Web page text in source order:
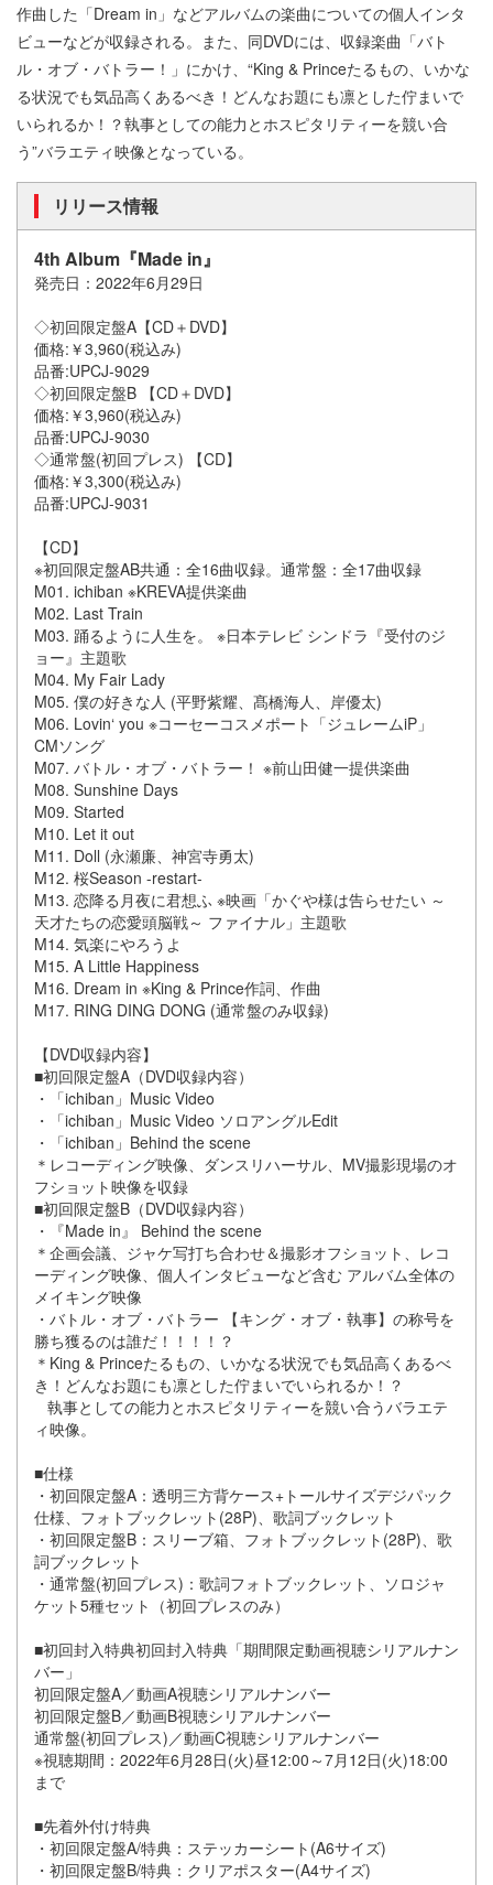
作曲した「Dream in」などアルバムの楽曲についての個人インタ
ビューなどが収録される。また、同DVDには、収録楽曲「バト
ル・オブ・バトラー！」にかけ、“King & Princeたるもの、いかな
る状況でも気品高くあるべき！どんなお題にも凛とした佇まいで
いられるか！？執事としての能力とホスピタリティーを競い合
う”バラエティ映像となっている。
リリース情報
4th Album『Made in』
発売日：2022年6月29日
◇初回限定盤A【CD＋DVD】
価格:￥3,960(税込み)
品番:UPCJ-9029
◇初回限定盤B 【CD＋DVD】
価格:￥3,960(税込み)
品番:UPCJ-9030
◇通常盤(初回プレス) 【CD】
価格:￥3,300(税込み)
品番:UPCJ-9031
【CD】
※初回限定盤AB共通：全16曲収録。通常盤：全17曲収録
M01. ichiban ※KREVA提供楽曲
M02. Last Train
M03. 踊るように人生を。 ※日本テレビ シンドラ『受付のジ
ョー』主題歌
M04. My Fair Lady
M05. 僕の好きな人 (平野紫耀、髙橋海人、岸優太)
M06. Lovin‘ you ※コーセーコスメポート「ジュレームiP」
CMソング
M07. バトル・オブ・バトラー！ ※前山田健一提供楽曲
M08. Sunshine Days
M09. Started
M10. Let it out
M11. Doll (永瀬廉、神宮寺勇太)
M12. 桜Season -restart-
M13. 恋降る月夜に君想ふ ※映画「かぐや様は告らせたい ～
天才たちの恋愛頭脳戦～ ファイナル」主題歌
M14. 気楽にやろうよ
M15. A Little Happiness
M16. Dream in ※King & Prince作詞、作曲
M17. RING DING DONG (通常盤のみ収録)
【DVD収録内容】
■初回限定盤A（DVD収録内容）
・「ichiban」Music Video
・「ichiban」Music Video ソロアングルEdit
・「ichiban」Behind the scene
＊レコーディング映像、ダンスリハーサル、MV撮影現場のオ
フショット映像を収録
■初回限定盤B（DVD収録内容）
・『Made in』 Behind the scene
＊企画会議、ジャケ写打ち合わせ＆撮影オフショット、レコ
ーディング映像、個人インタビューなど含む アルバム全体の
メイキング映像
・バトル・オブ・バトラー 【キング・オブ・執事】の称号を
勝ち獲るのは誰だ！！！！？
＊King & Princeたるもの、いかなる状況でも気品高くあるべ
き！どんなお題にも凛とした佇まいでいられるか！？
執事としての能力とホスピタリティーを競い合うバラエテ
ィ映像。
■仕様
・初回限定盤A：透明三方背ケース+トールサイズデジパック
仕様、フォトブックレット(28P)、歌詞ブックレット
・初回限定盤B：スリーブ箱、フォトブックレット(28P)、歌
詞ブックレット
・通常盤(初回プレス)：歌詞フォトブックレット、ソロジャ
ケット5種セット（初回プレスのみ）
■初回封入特典初回封入特典「期間限定動画視聴シリアルナン
バー」
初回限定盤A／動画A視聴シリアルナンバー
初回限定盤B／動画B視聴シリアルナンバー
通常盤(初回プレス)／動画C視聴シリアルナンバー
※視聴期間：2022年6月28日(火)昼12:00～7月12日(火)18:00
まで
■先着外付け特典
・初回限定盤A/特典：ステッカーシート(A6サイズ)
・初回限定盤B/特典：クリアポスター(A4サイズ)